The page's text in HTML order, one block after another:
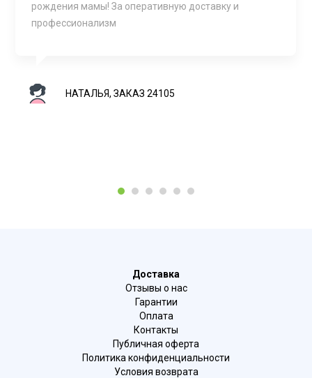
рождения мамы! За оперативную доставку и
профессионализм
НАТАЛЬЯ, ЗАКАЗ 24105
1 2 3 4 5 6
Доставка
Отзывы о нас
Гарантии
Оплата
Контакты
Публичная оферта
Политика конфиденциальности
Условия возврата